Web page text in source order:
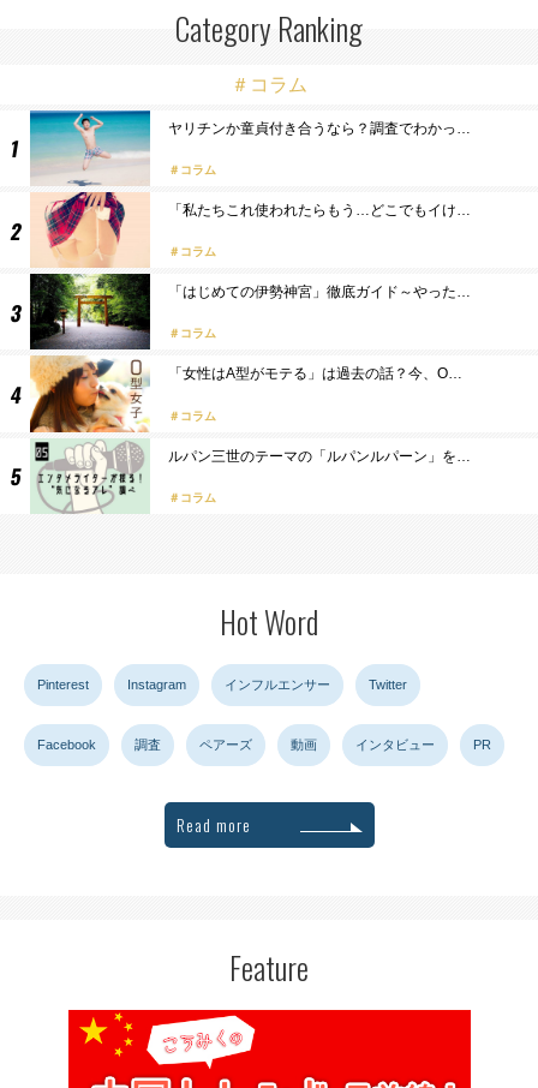
Category Ranking
＃コラム
ヤリチンか童貞付き合うなら？調査でわかっ…
コラム
「私たちこれ使われたらもう…どこでもイけ…
コラム
「はじめての伊勢神宮」徹底ガイド～やった…
コラム
「女性はA型がモテる」は過去の話？今、O…
コラム
ルパン三世のテーマの「ルパンルパーン」を…
コラム
Hot Word
Pinterest Instagram インフルエンサー Twitter
Facebook 調査 ペアーズ 動画 インタビュー PR
Read more
Feature